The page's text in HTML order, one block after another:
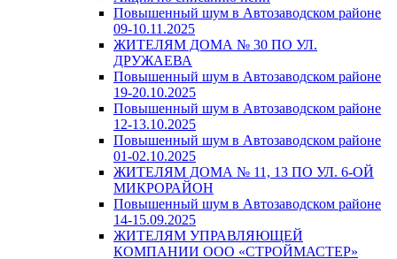
Повышенный шум в Автозаводском районе
09-10.11.2025
ЖИТЕЛЯМ ДОМА № 30 ПО УЛ.
ДРУЖАЕВА
Повышенный шум в Автозаводском районе
19-20.10.2025
Повышенный шум в Автозаводском районе
12-13.10.2025
Повышенный шум в Автозаводском районе
01-02.10.2025
ЖИТЕЛЯМ ДОМА № 11, 13 ПО УЛ. 6-ОЙ
МИКРОРАЙОН
Повышенный шум в Автозаводском районе
14-15.09.2025
ЖИТЕЛЯМ УПРАВЛЯЮЩЕЙ
КОМПАНИИ ООО «СТРОЙМАСТЕР»